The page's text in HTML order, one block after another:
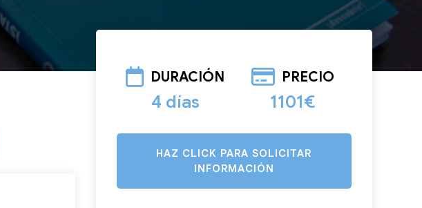
DURACIÓN
4 días
PRECIO
1101€
HAZ CLICK PARA SOLICITAR
INFORMACIÓN